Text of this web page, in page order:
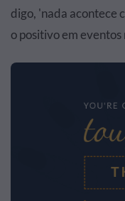
digo, 'nada acontece
o positivo em eventos